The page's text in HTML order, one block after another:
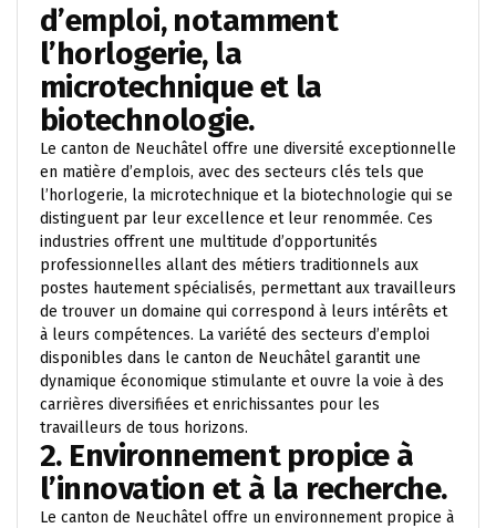
d’emploi, notamment
l’horlogerie, la
microtechnique et la
biotechnologie.
Le canton de Neuchâtel offre une diversité exceptionnelle
en matière d’emplois, avec des secteurs clés tels que
l’horlogerie, la microtechnique et la biotechnologie qui se
distinguent par leur excellence et leur renommée. Ces
industries offrent une multitude d’opportunités
professionnelles allant des métiers traditionnels aux
postes hautement spécialisés, permettant aux travailleurs
de trouver un domaine qui correspond à leurs intérêts et
à leurs compétences. La variété des secteurs d’emploi
disponibles dans le canton de Neuchâtel garantit une
dynamique économique stimulante et ouvre la voie à des
carrières diversifiées et enrichissantes pour les
travailleurs de tous horizons.
2. Environnement propice à
l’innovation et à la recherche.
Le canton de Neuchâtel offre un environnement propice à